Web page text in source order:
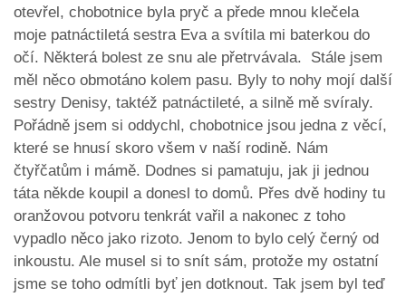
otevřel, chobotnice byla pryč a přede mnou klečela
moje patnáctiletá sestra Eva a svítila mi baterkou do
očí. Některá bolest ze snu ale přetrvávala. Stále jsem
měl něco obmotáno kolem pasu. Byly to nohy mojí další
sestry Denisy, taktéž patnáctileté, a silně mě svíraly.
Pořádně jsem si oddychl, chobotnice jsou jedna z věcí,
které se hnusí skoro všem v naší rodině. Nám
čtyřčatům i mámě. Dodnes si pamatuju, jak ji jednou
táta někde koupil a donesl to domů. Přes dvě hodiny tu
oranžovou potvoru tenkrát vařil a nakonec z toho
vypadlo něco jako rizoto. Jenom to bylo celý černý od
inkoustu. Ale musel si to snít sám, protože my ostatní
jsme se toho odmítli byť jen dotknout. Tak jsem byl teď